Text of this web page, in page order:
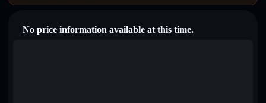
No price information available at this time.